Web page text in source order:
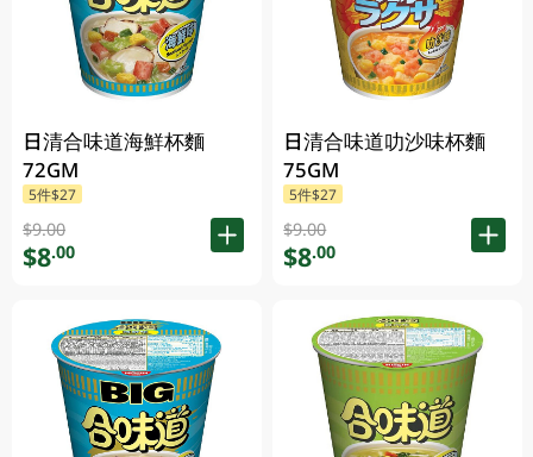
日清合味道海鮮杯麵
72GM
5件$27
$9.00
$8.00
日清合味道叻沙味杯麵
75GM
5件$27
$9.00
$8.00